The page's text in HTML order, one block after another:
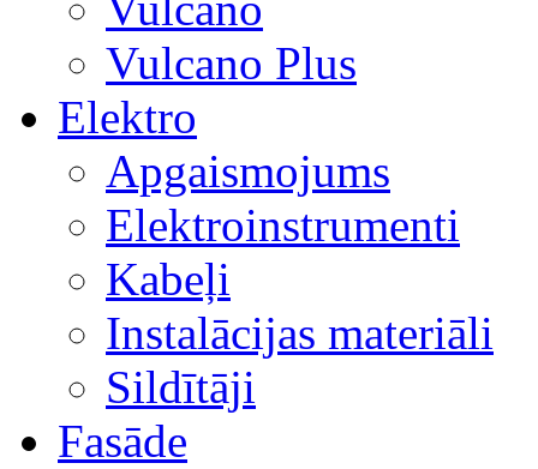
Vulcano Plus
Elektro
Apgaismojums
Elektroinstrumenti
Kabeļi
Instalācijas materiāli
Sildītāji
Fasāde